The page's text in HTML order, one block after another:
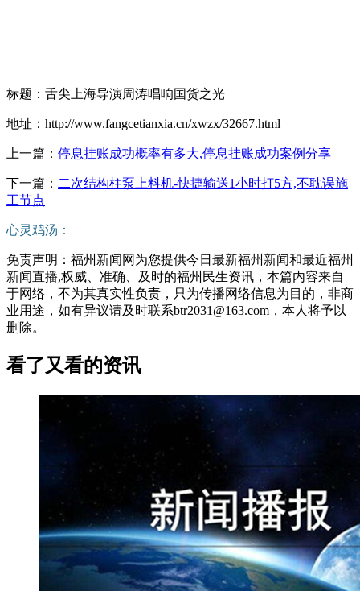
标题：舌尖上海导演周涛唱响国货之光
地址：http://www.fangcetianxia.cn/xwzx/32667.html
上一篇： 停息挂账成功概率有多大,停息挂账成功案例分享
下一篇： 二次结构柱泵上料机-快捷输送1小时打5方,不耽误施
工节点
心灵鸡汤：
免责声明：福州新闻网为您提供今日最新福州新闻和最近福州
新闻直播,权威、准确、及时的福州民生资讯，本篇内容来自
于网络，不为其真实性负责，只为传播网络信息为目的，非商
业用途，如有异议请及时联系btr2031@163.com，本人将予以
删除。
看了又看的资讯